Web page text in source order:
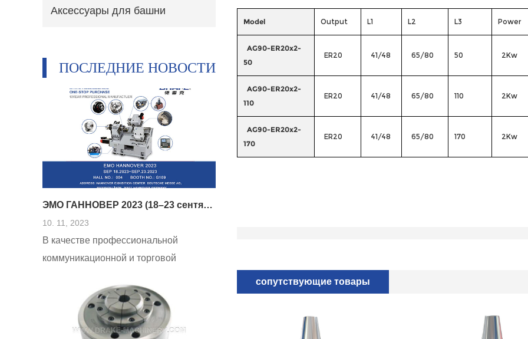
Model Output L1 L2 L3 Power
AG90-ER20x2-
50
ER20 41/48 65/80 50 2Kw
AG90-ER20x2-
110
ER20 41/48 65/80 110 2Kw
AG90-ER20x2-
170
ER20 41/48 65/80 170 2Kw
сопутствующие товары
Аксессуары для башни
ПОСЛЕДНИЕ НОВОСТИ
ЭМО ГАННОВЕР 2023 (18–23 сентября)
10. 11, 2023
В качестве профессиональной
коммуникационной и торговой
выставочном центре мира мы
искренне приглашаем вас посетить
нашу выставку в сентябре.